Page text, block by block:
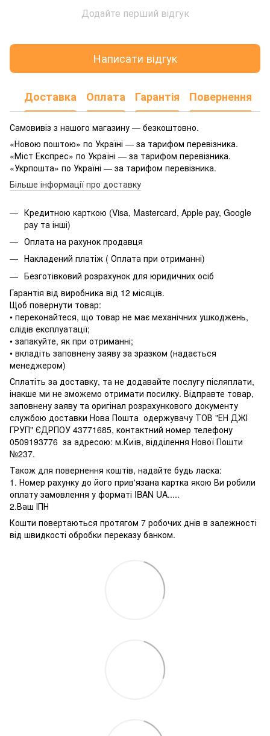
Додайте перший відгук
Написати відгук
Доставка Оплата Гарантія Повернення
Самовивіз з нашого магазину — безкоштовно.
«Новою поштою» по Україні — за тарифом перевізника.
«Міст Експрес» по Україні — за тарифом перевізника.
«Укрпошта» по Україні — за тарифом перевізника.
Більше інформації про доставку
Кредитною карткою (Visa, Mastercard, Apple pay, Google
pay та інші)
Оплата на рахунок продавця
Накладений платіж ( Оплата при отриманні)
Безготівковий розрахунок для юридичних осіб
Гарантія від виробника від 12 місяців.
Щоб повернути товар:
• переконайтеся, що товар не має механічних ушкоджень,
слідів експлуатації;
• запакуйте, як при отриманні;
• вкладіть заповнену заяву за зразком (надається
менеджером)
Сплатіть за доставку, та не додавайте послугу післяплати,
інакше ми не зможемо отримати посилку. Відправте товар,
заповнену заяву та оригінал розрахункового документу
службою доставки Нова Пошта одержувачу ТОВ "ЕН ДЖІ
ГРУП" ЄДРПОУ 43771685, контактний номер телефону
0509193776 за адресою: м.Київ, відділення Нової Пошти
№237.
Також для повернення коштів, надайте будь ласка:
1. Номер рахунку до його прив'язана картка якою Ви робили
оплату замовлення у форматі IBAN UA.....
2.Ваш ІПН
Кошти повертаються протягом 7 робочих днів в залежності
від швидкості обробки переказу банком.